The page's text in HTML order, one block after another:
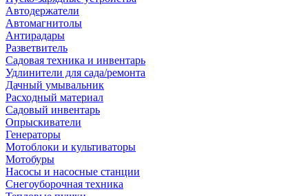
Автодержатели
Автомагнитолы
Антирадары
Разветвитель
Садовая техника и инвентарь
Удлинители для сада/ремонта
Дачный умывальник
Расходный материал
Садовый инвентарь
Опрыскиватели
Генераторы
Мотоблоки и культиваторы
Мотобуры
Насосы и насосные станции
Снегоуборочная техника